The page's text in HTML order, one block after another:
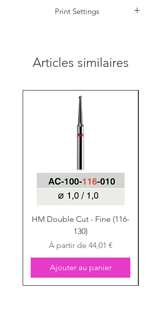
Print Settings
Articles similaires
HM Double Cut - Fine (116-
130)
À partir de 44,01 €
Prix promotionnel
Ajouter au panier